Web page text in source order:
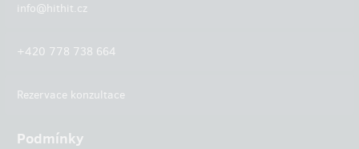
info@hithit.cz
+420 778 738 664
Rezervace konzultace
Podmínky